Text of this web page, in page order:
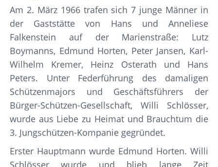
Am 2. März 1966 trafen sich 7 junge Männer in
der Gaststätte von Hans und Anneliese
Falkenstein auf der Marienstraße: Lutz
Boymanns, Edmund Horten, Peter Jansen, Karl-
Wilhelm Kremer, Heinz Osterath und Hans
Peters. Unter Federführung des damaligen
Schützenmajors und Geschäftsführers der
Bürger-Schützen-Gesellschaft, Willi Schlösser,
wurde aus Liebe zu Heimat und Brauchtum die
3. Jungschützen-Kompanie gegründet.
Erster Hauptmann wurde Edmund Horten. Willi
Schlösser wurde und blieb lange Zeit